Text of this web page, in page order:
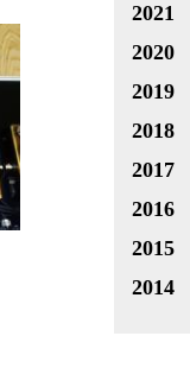
2021
2020
2019
2018
2017
2016
2015
2014